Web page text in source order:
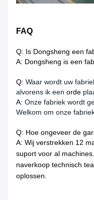
FAQ
Q: Is Dongsheng een
A: Dongsheng is een
Q: Waar wordt uw
alvorens ik een orde
A: Onze fabriek wordt
Welkom om onze
Q: Hoe ongeveer de
A: Wij verstrekken 12
suport voor al
naverkoop technisch
oplossen.